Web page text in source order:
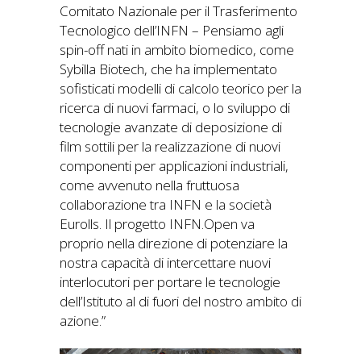
Comitato Nazionale per il Trasferimento
Tecnologico dell’INFN – Pensiamo agli
spin-off nati in ambito biomedico, come
Sybilla Biotech, che ha implementato
sofisticati modelli di calcolo teorico per la
ricerca di nuovi farmaci, o lo sviluppo di
tecnologie avanzate di deposizione di
film sottili per la realizzazione di nuovi
componenti per applicazioni industriali,
come avvenuto nella fruttuosa
collaborazione tra INFN e la società
Eurolls. Il progetto INFN.Open va
proprio nella direzione di potenziare la
nostra capacità di intercettare nuovi
interlocutori per portare le tecnologie
dell’Istituto al di fuori del nostro ambito di
azione.”